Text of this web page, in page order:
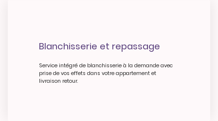
Blanchisserie et repassage
Service intégré de blanchisserie à la demande avec
prise de vos effets dans votre appartement et
livraison retour.